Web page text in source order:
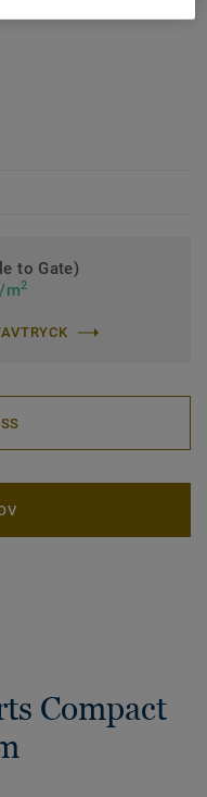
to Gate)
/m2
Compact